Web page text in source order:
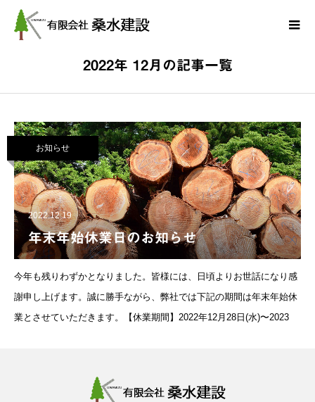
ーム
ブログ 2022年 12月の記事一覧
2022年 12月の記事一覧
お知らせ
2022.12.19
年末年始休業日のお知らせ
今年も残りわずかとなりました。皆様には、日頃よりお世話になり感
謝申し上げます。誠に勝手ながら、弊社では下記の期間は年末年始休
業とさせていただきます。【休業期間】2022年12月28日(水)〜2023